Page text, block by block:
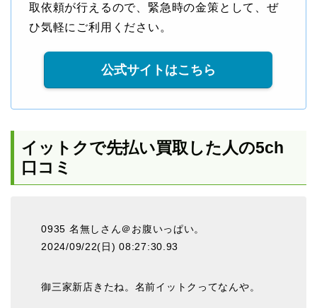
取依頼が行えるので、緊急時の金策として、ぜ
ひ気軽にご利用ください。
公式サイトはこちら
イットクで先払い買取した人の5ch
口コミ
0935 名無しさん＠お腹いっぱい。
2024/09/22(日) 08:27:30.93
御三家新店きたね。名前イットクってなんや。